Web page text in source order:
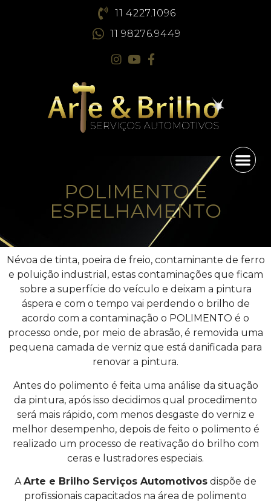
11 4227.1096
11 98276.9449
POLIMENTO E
ESPELHAMENTO
Névoa de tinta, poeira de freio, contaminante de ferro
e poluição industrial, estas contaminações que ficam
sobre a superfície do veículo e deixam a pintura
áspera e com o tempo vai perdendo o brilho de
acordo com a contaminação o POLIMENTO é o
processo onde, por meio de abrasão, é removida uma
pequena camada de verniz que está danificada para
renovar a pintura.
Antes do polimento é feita uma análise da situação
da pintura, após isso decidimos qual procedimento
será mais rápido, com menos desgaste do verniz e
melhor desempenho, depois de feito o polimento é
realizado um processo de reativação do brilho com
ceras e lustradores especiais.
AArte e Brilho Serviços Automotivos dispõe de
profissionais capacitados na área de polimento